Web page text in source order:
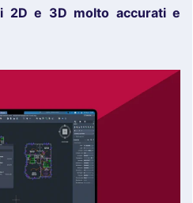
2D e 3D molto accurati e